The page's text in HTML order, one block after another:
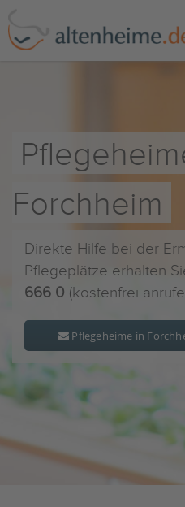
Forchheim
Direkte Hilfe bei der
Pflegeplätze erhalten
666 0 (kostenfrei
Pflegeheime in